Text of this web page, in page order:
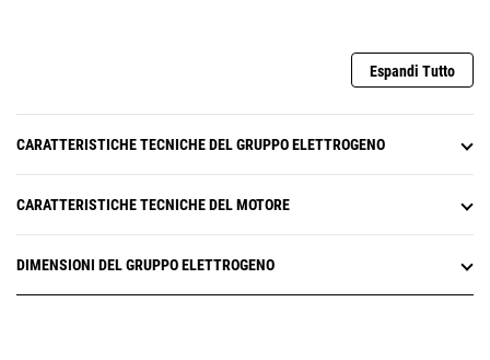
Espandi Tutto
CARATTERISTICHE TECNICHE DEL GRUPPO ELETTROGENO
CARATTERISTICHE TECNICHE DEL MOTORE
DIMENSIONI DEL GRUPPO ELETTROGENO